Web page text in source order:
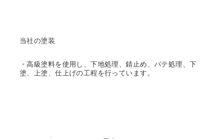
当社の塗装
・高級塗料を使用し、下地処理、錆止め、パテ処理、下
塗、上塗、仕上げの工程を行っています。